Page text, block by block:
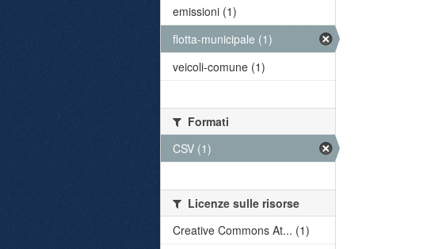
emissioni (1)
flotta-municipale (1)
veicoli-comune (1)
Formati
CSV (1)
Licenze sulle risorse
Creative Commons At... (1)